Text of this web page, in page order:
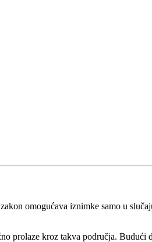
omogućava iznimke samo u
prolaze kroz takva područja. Budući